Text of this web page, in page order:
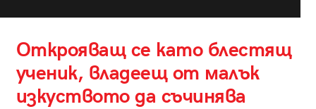
Открояващ се като блестящ
ученик, владеещ от малък
изкуството да съчинява